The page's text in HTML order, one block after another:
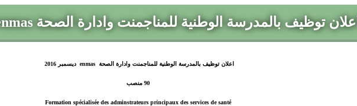
اعلان توظيف بالمدرسة الوطنية للمناجمنت وادارة الصحة enmas ديسمبر 2016
اعلان توظيف بالمدرسة الوطنية للمناجمنت وادارة الصحة enmas ديسمبر 2016
90 منصب
Formation spécialisée des adminstrateurs principaux des services de santé